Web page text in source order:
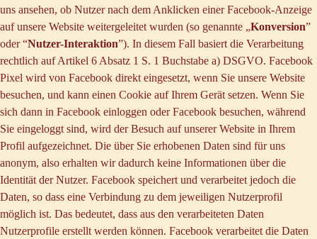
uns ansehen, ob Nutzer nach dem Anklicken einer Facebook-Anzeige
auf unsere Website weitergeleitet wurden (so genannte „Konversion”
oder “Nutzer-Interaktion”). In diesem Fall basiert die Verarbeitung
rechtlich auf Artikel 6 Absatz 1 S. 1 Buchstabe a) DSGVO. Facebook
Pixel wird von Facebook direkt eingesetzt, wenn Sie unsere Website
besuchen, und kann einen Cookie auf Ihrem Gerät setzen. Wenn Sie
sich dann in Facebook einloggen oder Facebook besuchen, während
Sie eingeloggt sind, wird der Besuch auf unserer Website in Ihrem
Profil aufgezeichnet. Die über Sie erhobenen Daten sind für uns
anonym, also erhalten wir dadurch keine Informationen über die
Identität der Nutzer. Facebook speichert und verarbeitet jedoch die
Daten, so dass eine Verbindung zu dem jeweiligen Nutzerprofil
möglich ist. Das bedeutet, dass aus den verarbeiteten Daten
Nutzerprofile erstellt werden können. Facebook verarbeitet die Daten